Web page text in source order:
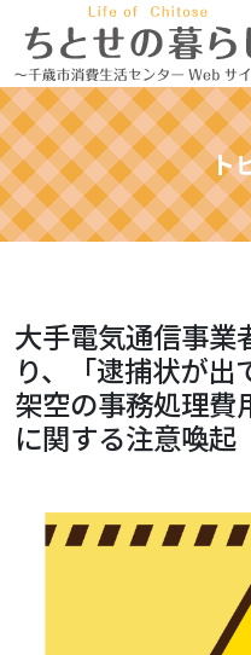
ト
大手電気通信事業
り、「逮捕状が出
架空の事務処理費
に関する注意喚起